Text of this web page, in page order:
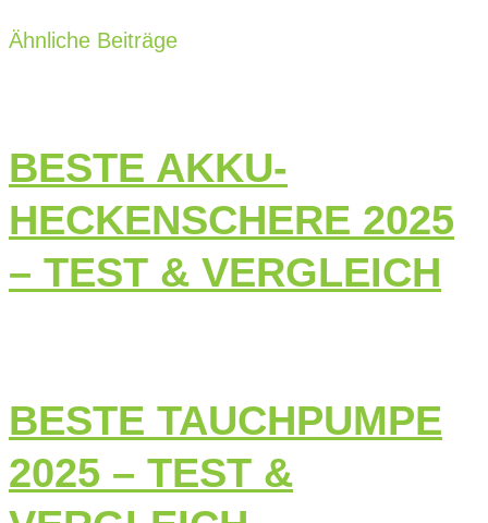
Ähnliche Beiträge
BESTE AKKU-
HECKENSCHERE 2025
– TEST & VERGLEICH
BESTE TAUCHPUMPE
2025 – TEST &